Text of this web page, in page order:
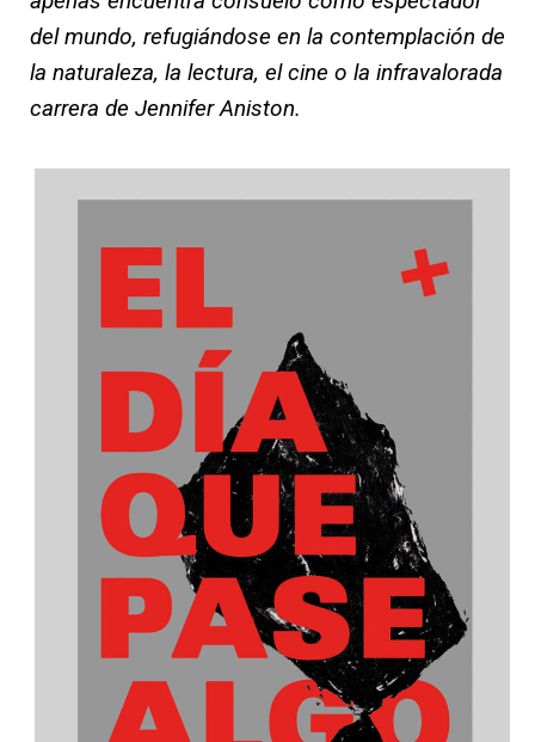
del mundo, refugiándose en la contemplación de
la naturaleza, la lectura, el cine o la infravalorada
carrera de Jennifer Aniston.